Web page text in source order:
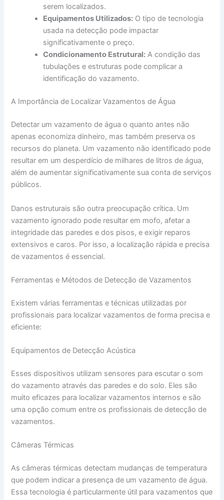
serem localizados.
Equipamentos Utilizados: O tipo de tecnologia
usada na detecção pode impactar
significativamente o preço.
Condicionamento Estrutural: A condição das
tubulações e estruturas pode complicar a
identificação do vazamento.
A Importância de Localizar Vazamentos de Água
Detectar um vazamento de água o quanto antes não
apenas economiza dinheiro, mas também preserva os
recursos do planeta. Um vazamento não identificado pode
resultar em um desperdício de milhares de litros de água,
além de aumentar significativamente sua conta de serviços
públicos.
Danos estruturais são outra preocupação crítica. Um
vazamento ignorado pode resultar em mofo, afetar a
integridade das paredes e dos pisos, e exigir reparos
extensivos e caros. Por isso, a localização rápida e precisa
de vazamentos é essencial.
Ferramentas e Métodos de Detecção de Vazamentos
Existem várias ferramentas e técnicas utilizadas por
profissionais para localizar vazamentos de forma precisa e
eficiente:
Equipamentos de Detecção Acústica
Esses dispositivos utilizam sensores para escutar o som
do vazamento através das paredes e do solo. Eles são
muito eficazes para localizar vazamentos internos e são
uma opção comum entre os profissionais de detecção de
vazamentos.
Câmeras Térmicas
As câmeras térmicas detectam mudanças de temperatura
que podem indicar a presença de um vazamento de água.
Essa tecnologia é particularmente útil para vazamentos que